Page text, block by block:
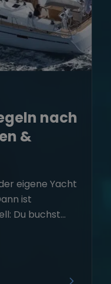
nach
&
eigene Yacht
ist
Du buchst...